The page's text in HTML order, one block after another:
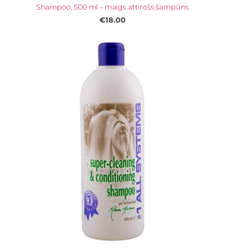
Shampoo, 500 ml - maigs attīrošs šampūns
€18.00